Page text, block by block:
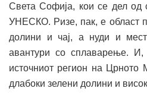
Света Софија, кои се дел од
УНЕСКО. Ризе, пак, е област
долини и чај, а нуди и
авантури со сплаварење. И,
источниот регион на
длабоки зелени долини и